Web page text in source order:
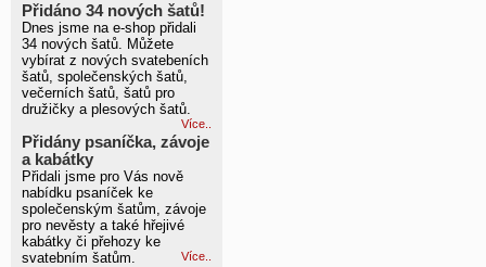
Přidáno 34 nových šatů!
Dnes jsme na e-shop přidali
34 nových šatů. Můžete
vybírat z nových svatebeních
šatů, společenských šatů,
večerních šatů, šatů pro
družičky a plesových šatů.
Více..
Přidány psaníčka, závoje
a kabátky
Přidali jsme pro Vás nově
nabídku psaníček ke
společenským šatům, závoje
pro nevěsty a také hřejivé
kabátky či přehozy ke
svatebním šatům.
Více..